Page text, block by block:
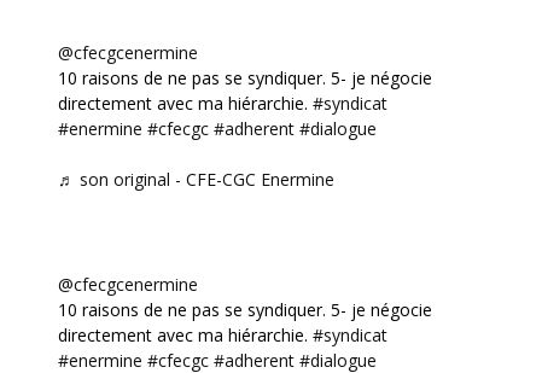
@cfecgcenermine
10 raisons de ne pas se syndiquer. 5- je négocie
directement avec ma hiérarchie.#syndicat
#enermine #cfecgc #adherent #dialogue
♬ son original - CFE-CGC Enermine
@cfecgcenermine
10 raisons de ne pas se syndiquer. 5- je négocie
directement avec ma hiérarchie.#syndicat
#enermine #cfecgc #adherent #dialogue